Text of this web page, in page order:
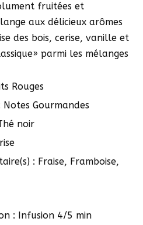
fruitées et
aux délicieux arômes
des bois, cerise, vanille et
parmi les mélanges
Rouges
Notes Gourmandes
noir
: Fraise, Framboise,
: Infusion 4/5 min